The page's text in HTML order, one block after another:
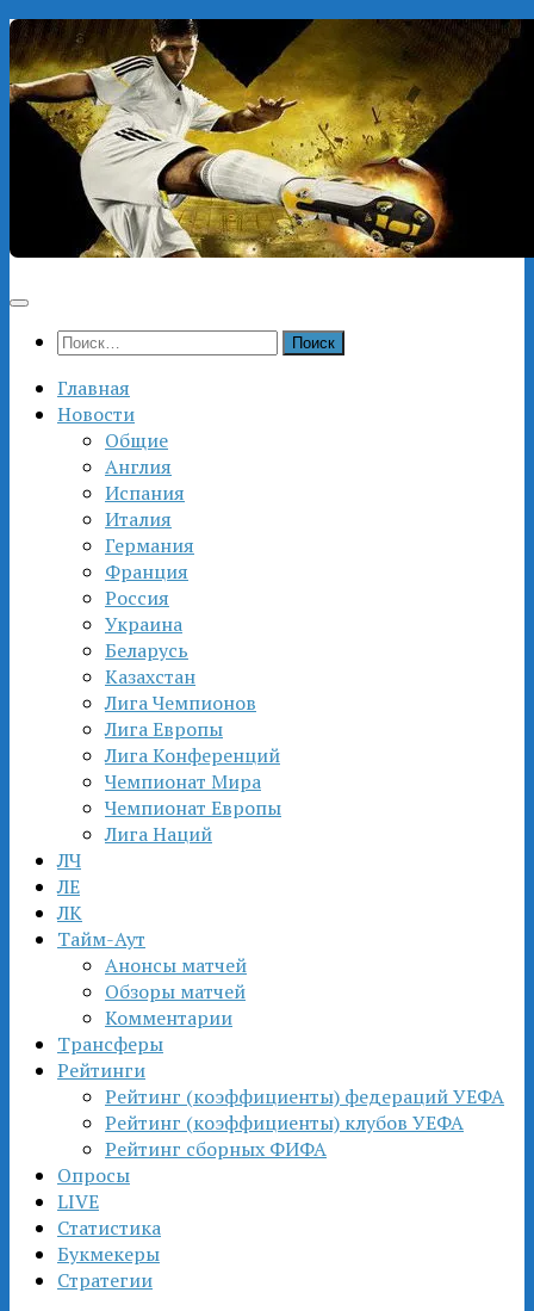
Перейти
к
содержимому
Найти:
Главная
Новости
Общие
Англия
Испания
Италия
Германия
Франция
Россия
Украина
Беларусь
Казахстан
Лига Чемпионов
Лига Европы
Лига Конференций
Чемпионат Мира
Чемпионат Европы
Лига Наций
ЛЧ
ЛЕ
ЛК
Тайм-Аут
Анонсы матчей
Обзоры матчей
Комментарии
Трансферы
Рейтинги
Рейтинг (коэффициенты) федераций УЕФА
Рейтинг (коэффициенты) клубов УЕФА
Рейтинг сборных ФИФА
Опросы
LIVE
Статистика
Букмекеры
Стратегии